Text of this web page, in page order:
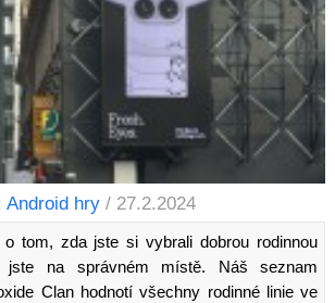
Android hry / 27.2.2024
o tom, zda jste si vybrali dobrou rodinnou
jste na správném místě. Náš seznam
Clan hodnotí všechny rodinné linie ve